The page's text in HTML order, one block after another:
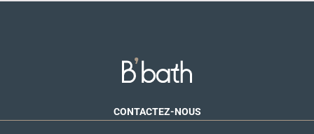
CONTACTEZ-NOUS